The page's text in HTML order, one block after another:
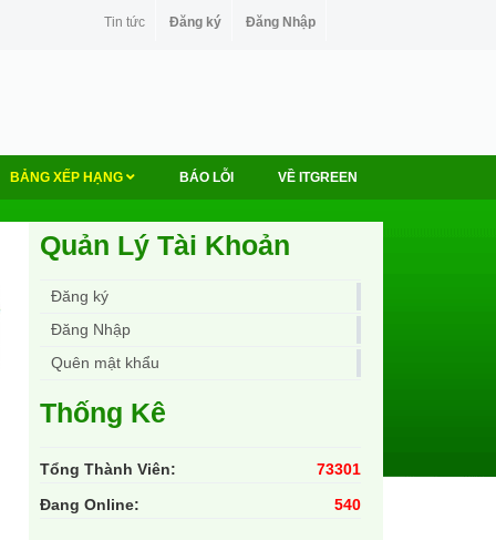
Tin tức Đăng ký Đăng Nhập
BẢNG XẾP HẠNG BÁO LỖI VỀ ITGREEN
Quản Lý Tài Khoản
Đăng ký
Đăng Nhập
Quên mật khẩu
Thống Kê
Tổng Thành Viên:
73301
Đang Online:
540